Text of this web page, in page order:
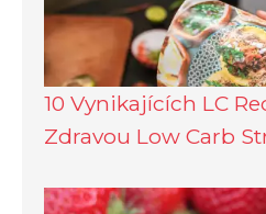
10 Vynikajících LC
Zdravou Low Carb